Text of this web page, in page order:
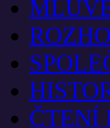
ČTENÍ